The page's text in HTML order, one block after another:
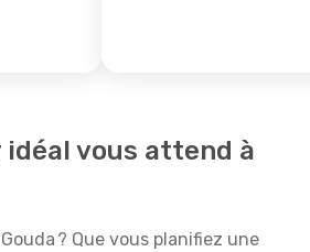
vous attend à
? Que vous planifiez une